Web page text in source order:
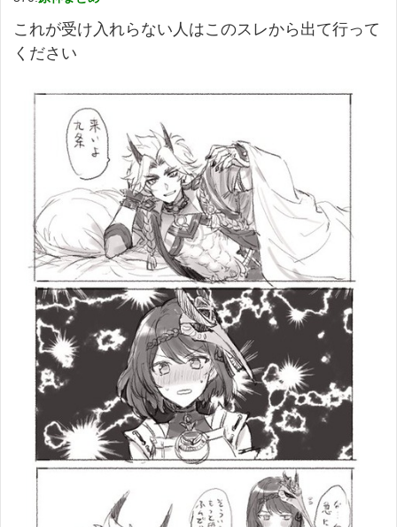
これが受け入れらない人はこのスレから出て行って
ください